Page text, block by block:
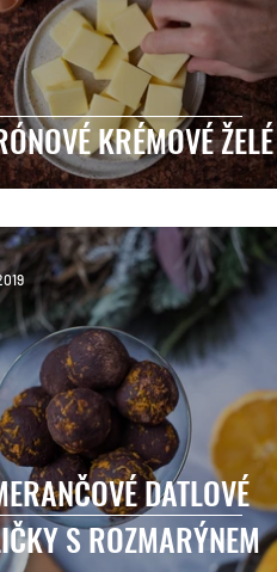
KRÉMOVÉ ŽELÉ
DATLOVÉ
S ROZMARÝNEM